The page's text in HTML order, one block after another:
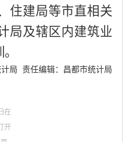
住建局等市直相关
局及辖区内建筑业
责任编辑：昌都市统计局
局
在
开